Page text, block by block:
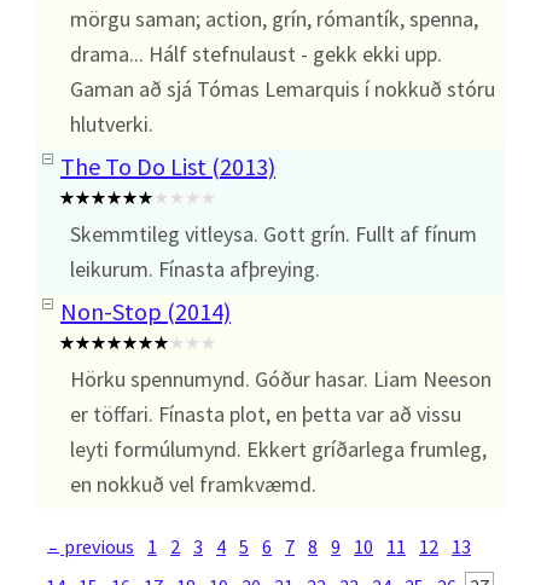
mörgu saman; action, grín, rómantík, spenna,
drama... Hálf stefnulaust - gekk ekki upp.
Gaman að sjá Tómas Lemarquis í nokkuð stóru
hlutverki.
The To Do List (2013)
Skemmtileg vitleysa. Gott grín. Fullt af fínum
leikurum. Fínasta afþreying.
Non-Stop (2014)
Hörku spennumynd. Góður hasar. Liam Neeson
er töffari. Fínasta plot, en þetta var að vissu
leyti formúlumynd. Ekkert gríðarlega frumleg,
en nokkuð vel framkvæmd.
← previous 1 2 3 4 5 6 7 8 9 10 11 12 13